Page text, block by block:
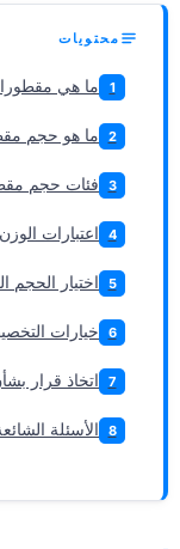
محتويات
1 ما هي
2 ما هو حجم
3 فئات حجم
4 اعتبارات
5 اختيار الحجم
6 خيارات
7 اتخاذ قرار
8 الأسئلة